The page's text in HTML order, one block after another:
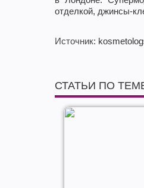
отделкой, джинсы-
Источник:
СТАТЬИ ПО